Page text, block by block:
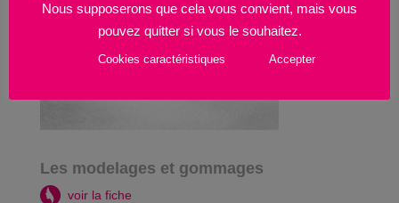
Les modelages et gommages
voir la fiche
Nous supposerons que cela vous convient, mais vous
pouvez quitter si vous le souhaitez.
Cookies caractéristiques Accepter